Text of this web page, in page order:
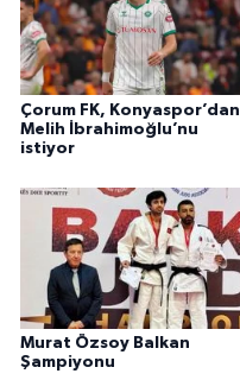
Çorum FK, Konyaspor’dan
Melih İbrahimoğlu’nu
istiyor
Murat Özsoy Balkan
Şampiyonu